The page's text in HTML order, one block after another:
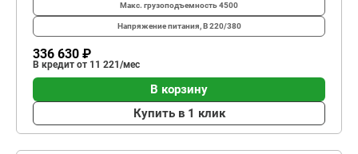
Макс. грузоподъемность4500
Напряжение питания, В220/380
336 630 ₽
В кредит от 11 221/мес
В корзину
Купить в 1 клик